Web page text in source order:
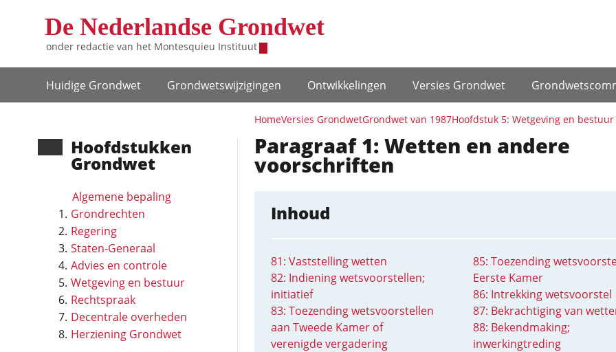
De Nederlandse Grondwet
onder redactie van het Montesquieu Instituut
Hoofdnavigatie
Huidige Grondwet Grondwets­wijzigingen Ontwikke­lingen Versies Grondwet
HomeVersies GrondwetGrondwet van 1987Hoofdstuk 5: Wetgeving en bestuur
Hoofd­stukken
Grondwet
Algemene bepaling
Grondrechten
Regering
Staten-Generaal
Advies en controle
Wetgeving en bestuur
Rechtspraak
Decentrale overheden
Herziening Grondwet
Paragraaf 1: Wetten en andere
voorschriften
Inhoud
81: Vaststelling wetten
82: Indiening wetsvoorstellen;
initiatief
83: Toezending wetsvoorstellen
aan Tweede Kamer of
verenigde vergadering
85: Toezending
Eerste Kamer
86: Intrekking wetsvoorstel
87: Bekrachtiging van
88: Bekendmaking;
inwerkingtreding